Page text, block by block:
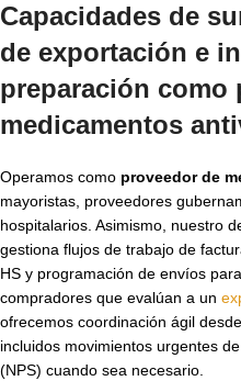
Capacidades de
de exportación e
preparación como
medicamentos
Operamos como proveedor de
mayoristas, proveedores
hospitalarios. Asimismo, nuestro
gestiona flujos de trabajo de
HS y programación de envíos
compradores que evalúan a un
ofrecemos coordinación ágil
incluidos movimientos urgentes
(NPS) cuando sea necesario.